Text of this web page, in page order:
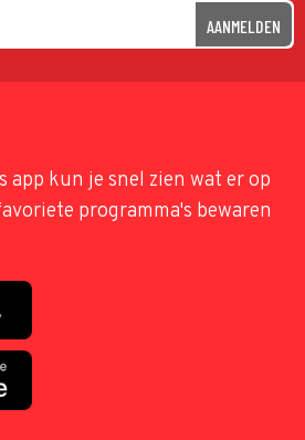
AANMELDEN
app kun je snel zien wat er op
programma's bewaren